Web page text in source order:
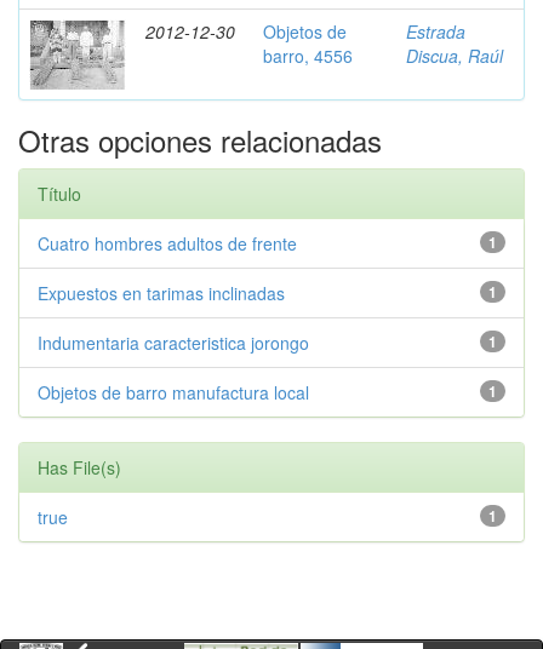
2012-12-30
Objetos de
barro, 4556
Estrada
Discua, Raúl
Otras opciones relacionadas
Título
1
Cuatro hombres adultos de frente
1
Expuestos en tarimas inclinadas
1
Indumentaria caracteristica jorongo
1
Objetos de barro manufactura local
Has File(s)
1
true